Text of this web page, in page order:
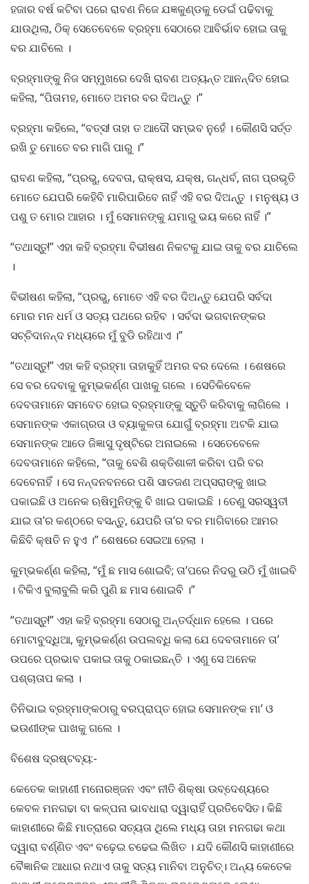
ହଜାର ବର୍ଷ କଟିବା ପରେ ରାବଣ ନିଜେ ଯଜ୍ଞକୁଣ୍ଡକୁ ଡେଇଁ ପଢିବାକୁ
ଯାଉଥିଲା, ଠିକ୍ ସେତେବେଳେ ବ୍ରହ୍ମା ସେଠାରେ ଆବିର୍ଭାବ ହୋଇ ତାକୁ
ବର ଯାଚିଲେ ।
ବ୍ରହ୍ମାଙ୍କୁ ନିଜ ସମ୍ମୁଖରେ ଦେଖି ରାବଣ ଅତ୍ୟନ୍ତ ଆନନ୍ଦିତ ହୋଇ
କହିଲା, “ପିତାମହ, ମୋତେ ଅମର ବର ଦିଅନ୍ତୁ ।”
ବ୍ରହ୍ମା କହିଲେ, “ବତ୍ସ! ତାହା ତ ଆଦୌ ସମ୍ଭବ ନୁହେଁ । କୌଣସି ସର୍ତ୍ତ
ରଖି ତୁ ମୋତେ ବର ମାଗି ପାରୁ ।”
ରାବଣ କହିଲା, “ପ୍ରଭୁ, ଦେବତା, ରାକ୍ଷସ, ଯକ୍ଷ, ଗନ୍ଧର୍ବ, ନାଗ ପ୍ରଭୃତି
ମୋତେ ଯେପରି କେହିବି ମାରିପାରିବେ ନାହିଁ ଏହି ବର ଦିଅନ୍ତୁ । ମନୁଷ୍ୟ ଓ
ପଶୁ ତ ମୋର ଆହାର । ମୁଁ ସେମାନଙ୍କୁ ଯମାରୁ ଭୟ କରେ ନାହିଁ ।”
“ତଥାସ୍ତୁ!” ଏହା କହି ବ୍ରହ୍ମା ବିଭୀଷଣ ନିକଟକୁ ଯାଇ ତାକୁ ବର ଯାଚିଲେ
।
ବିଭୀଷଣ କହିଲା, “ପ୍ରଭୁ, ମୋତେ ଏହି ବର ଦିଅନ୍ତୁ ଯେପରି ସର୍ବଦା
ମୋର ମନ ଧର୍ମ ଓ ସତ୍ୟ ପଥରେ ରହିବ । ସର୍ବଦା ଭଗବାନଙ୍କର
ସଚ୍ଚିଦାନନ୍ଦ ମଧ୍ୟରେ ମୁଁ ବୁଡି ରହିଥାଏ ।”
“ତଥାସ୍ତୁ!” ଏହା କହି ବ୍ରହ୍ମା ତାହାକୁହିଁ ଅମର ବର ଦେଲେ । ଶେଷରେ
ସେ ବର ଦେବାକୁ କୁମ୍ଭକର୍ଣ୍ଣ ପାଖକୁ ଗଲେ । ସେତିକିବେଳେ
ଦେବତାମାନେ ସମବେତ ହୋଇ ବ୍ରହ୍ମାଙ୍କୁ ସ୍ତୁତି କରିବାକୁ ଲାଗିଲେ ।
ସେମାନଙ୍କ ଏକାଗ୍ରତା ଓ ବ୍ୟାକୁଳତା ଯୋଗୁଁ ବ୍ରହ୍ମା ଅଟକି ଯାଇ
ସେମାନଙ୍କ ଆଡେ ଜିଜ୍ଞାସୁ ଦୃଷ୍ଟିରେ ଅନାଇଲେ । ସେତେବେଳେ
ଦେବତାମାନେ କହିଲେ, “ତାକୁ ବେଶି ଶକ୍ତିଶାଳୀ କରିବା ପରି ବର
ଦେବେନାହିଁ । ସେ ନନ୍ଦନବନରେ ପଶି ସାତଜଣ ଅପ୍ସରାଙ୍କୁ ଖାଇ
ପକାଇଛି ଓ ଅନେକ ଋଷିମୁନିଙ୍କୁ ବି ଖାଇ ପକାଇଛି । ତେଣୁ ସରସ୍ୱତୀ
ଯାଇ ତା’ର କଣ୍ଠରେ ବସନ୍ତୁ, ଯେପରି ତା’ର ବର ମାଗିବାରେ ଆମର
କିଛିବି କ୍ଷତି ନ ହୁଏ ।” ଶେଷରେ ସେଇଆ ହେଲା ।
କୁମ୍ଭକର୍ଣ୍ଣ କହିଲା, “ମୁଁ ଛ ମାସ ଶୋଇବି; ତା’ପରେ ନିଦରୁ ଉଠି ମୁଁ ଖାଇବି
। ଟିକିଏ ବୁଲାବୁଲି କରି ପୁଣି ଛ ମାସ ଶୋଇବି ।”
“ତଥାସ୍ତୁ!” ଏହା କହି ବ୍ରହ୍ମା ସେଠାରୁ ଅନ୍ତର୍ଦ୍ଧାନ ହେଲେ । ପରେ
ମୋଟାବୁଦ୍ଧିଆ, କୁମ୍ଭକର୍ଣ୍ଣ ଉପଲବ୍ଧି କଲା ଯେ ଦେବତାମାନେ ତା’
ଉପରେ ପ୍ରଭାବ ପକାଇ ତାକୁ ଠକାଇଛନ୍ତି । ଏଣୁ ସେ ଅନେକ
ପଶ୍ଚାତାପ କଲା ।
ତିନିଭାଇ ବ୍ରହ୍ମାଙ୍କଠାରୁ ବରପ୍ରାପ୍ତ ହୋଇ ସେମାନଙ୍କ ମା’ ଓ
ଭଉଣୀଙ୍କ ପାଖକୁ ଗଲେ ।
ବିଶେଷ ଦ୍ରଷ୍ଟବ୍ୟ:-
କେତେକ କାହାଣୀ ମନୋରଞ୍ଜନ ଏବଂ ନୀତି ଶିକ୍ଷା ଉବ୍ଦେଶ୍ୟରେ
କେବଳ ମନଗଢା ବା କଳ୍ପନା ଭାବଧାରା ଦ୍ୱାରାହିଁ ପ୍ରତିବେସିତ। କିଛି
କାହାଣୀରେ କିଛି ମାତ୍ରାରେ ସତ୍ୟତା ଥିଲେ ମଧ୍ୟ ତାହା ମନଗଢା କଥା
ଦ୍ୱାରା ବର୍ଣ୍ଣିତ ଏବଂ ବଢ଼େଇ ଚଢେଇ ଲିଖିତ । ଯଦି କୌଣସି କାହାଣୀରେ
ବୈଜ୍ଞାନିକ ଆଧାର ନଥାଏ ତାକୁ ସତ୍ୟ ମାନିବା ଅନୁଚିତ୍। ଅନ୍ୟ କେତେକ